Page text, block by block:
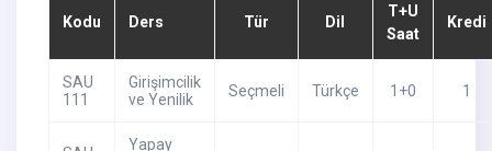
Kodu Ders Tür Dil
T+U
Saat
Kredi
SAU
111
Girişimcilik
ve Yenilik
Seçmeli Türkçe 1+0 1
Yapay